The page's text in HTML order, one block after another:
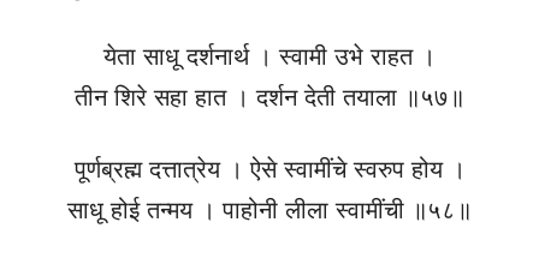
येता साधू दर्शनार्थ । स्वामी उभे राहत ।
तीन शिरे सहा हात । दर्शन देती तयाला ॥५७॥
पूर्णब्रह्म दत्तात्रेय । ऐसे स्वामींचे स्वरुप होय ।
साधू होई तन्मय । पाहोनी लीला स्वामींची ॥५८॥